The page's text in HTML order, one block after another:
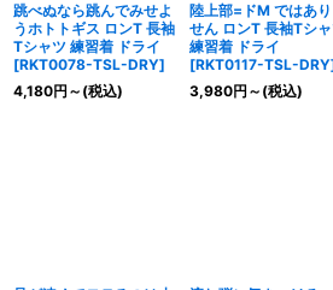
跳べぬなら跳んでみせよ
うホトトギス ロンT 長袖
Tシャツ 練習着 ドライ
[RKT0078-TSL-DRY]
4,180円 ～ (税込)
陸上部=ドM ではあり
せん ロンT 長袖Tシ
練習着 ドライ
[RKT0117-TSL-DRY
3,980円 ～ (税込)